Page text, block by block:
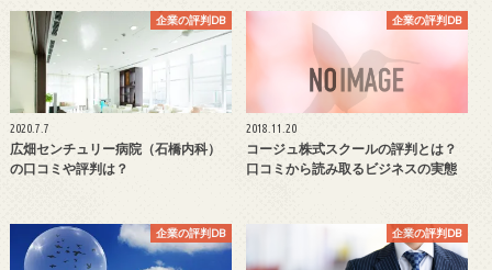
企業の評判DB
2020.7.7
広畑センチュリー病院（石橋内科）
の口コミや評判は？
企業の評判DB
2018.11.20
コージュ株式スクールの評判とは？
口コミから読み取るビジネスの実態
企業の評判DB 企業の評判DB